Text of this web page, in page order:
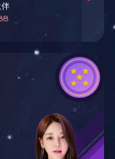
院法治大讲
院法治大讲堂”之招标采
文/甘静宇 图/甘静宇、旷
限公司王晟副总经理到校
宜秋主任一行到乐鱼全
“2023年度全国政府采购